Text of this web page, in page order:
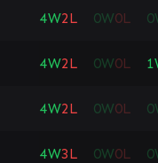
4W2L 0W0L 0
4W2L 0W0L 1
4W2L 0W0L 0
4W3L 0W0L 0